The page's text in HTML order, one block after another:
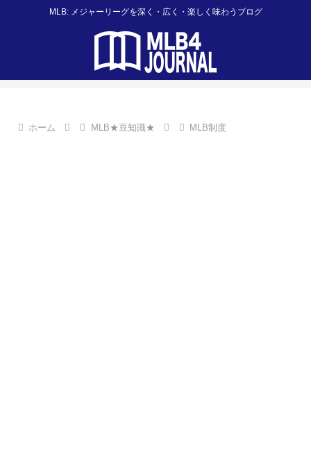
MLB: メジャーリーグを深く・広く・楽しく味わうブログ
ホーム MLB★豆知識★ MLB制度